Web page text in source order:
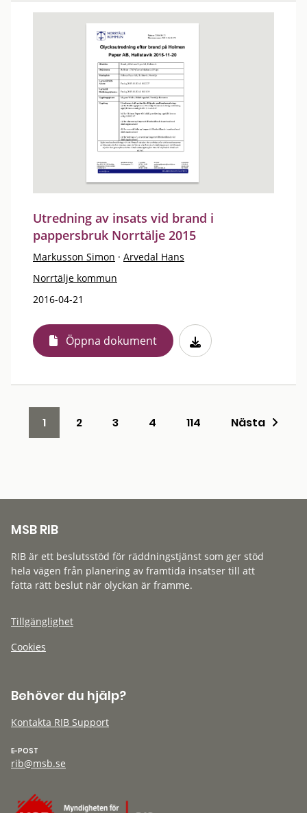
Utredning av insats vid brand i
pappersbruk Norrtälje 2015
Markusson Simon · Arvedal Hans
Norrtälje kommun
2016-04-21
Öppna dokument
1 2 3 4 114 Nästa
MSB RIB
RIB är ett beslutsstöd för räddningstjänst som ger stöd
hela vägen från planering av framtida insatser till att
fatta rätt beslut när olyckan är framme.
Tillgänglighet
Cookies
Behöver du hjälp?
Kontakta RIB Support
E-POST
rib@msb.se